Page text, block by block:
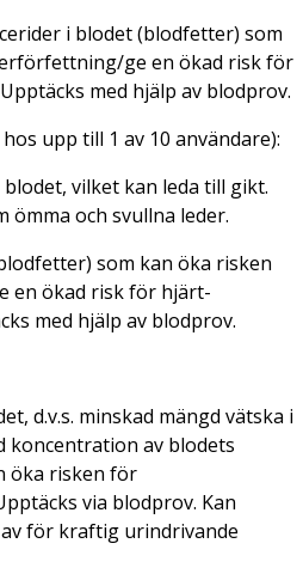
i blodet (blodfetter) som
ge en ökad risk för
med hjälp av blodprov.
upp till 1 av 10 användare):
vilket kan leda till gikt.
ömma och svullna leder.
som kan öka risken
en ökad risk för hjärt-
med hjälp av blodprov.
d.v.s. minskad mängd vätska i
koncentration av blodets
öka risken för
via blodprov. Kan
för kraftig urindrivande